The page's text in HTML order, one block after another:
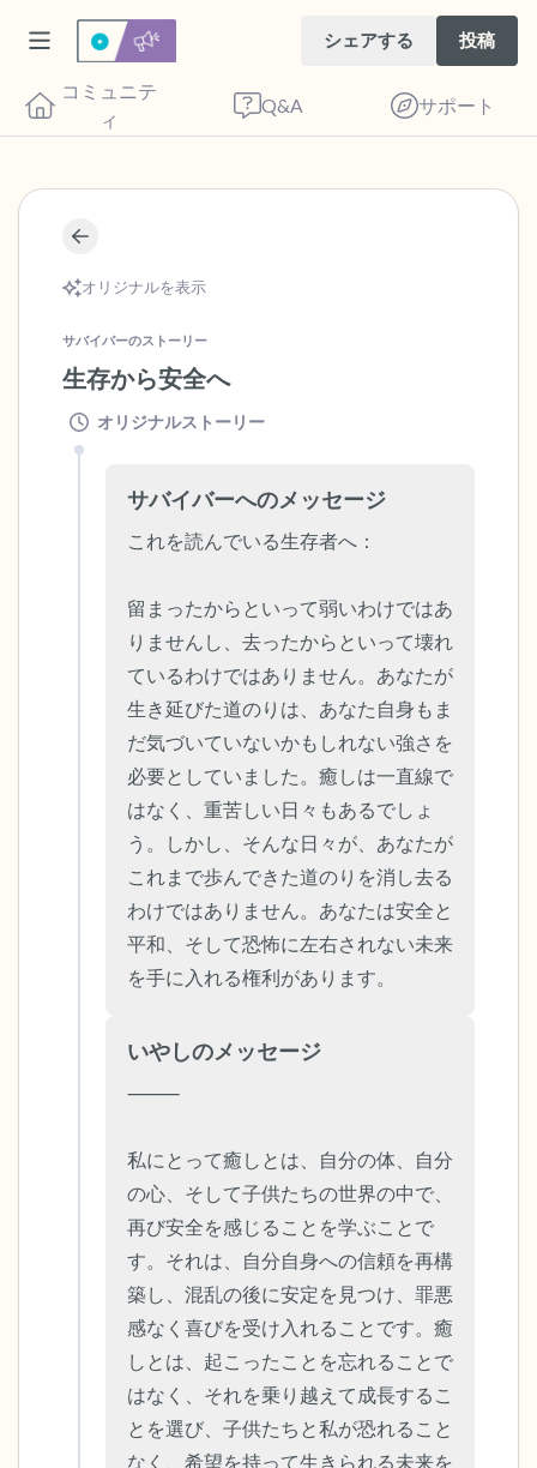
シェアする 投稿
コミュニテ
ィ
Q&A サポート
オリジナルを表示
サバイバーのストーリー
生存から安全へ
オリジナルストーリー
サバイバーへのメッセージ
これを読んでいる生存者へ：
留まったからといって弱いわけではあ
りませんし、去ったからといって壊れ
ているわけではありません。あなたが
生き延びた道のりは、あなた自身もま
だ気づいていないかもしれない強さを
必要としていました。癒しは一直線で
はなく、重苦しい日々もあるでしょ
う。しかし、そんな日々が、あなたが
これまで歩んできた道のりを消し去る
わけではありません。あなたは安全と
平和、そして恐怖に左右されない未来
を手に入れる権利があります。
いやしのメッセージ
⸻
私にとって癒しとは、自分の体、自分
の心、そして子供たちの世界の中で、
再び安全を感じることを学ぶことで
す。それは、自分自身への信頼を再構
築し、混乱の後に安定を見つけ、罪悪
感なく喜びを受け入れることです。癒
しとは、起こったことを忘れることで
はなく、それを乗り越えて成長するこ
とを選び、子供たちと私が恐れること
なく、希望を持って生きられる未来を
目を軽く閉じて、深呼吸を数回します。鼻
から息を吸い（3つ数え）、口から息を吐
きます（3つ数え）。さあ、目を開けて周
りを見回してください。以下のことを声に
出して言ってみてください。
見えるもの5つ（部屋の中と窓の外を見る
ことができます）
感じるもの4つ（目の前にあるもので触れ
るものは何ですか？）
聞こえるもの3つ
匂いを嗅ぐもの2つ
自分の好きなところ1つ。
最後に深呼吸をしましょう。